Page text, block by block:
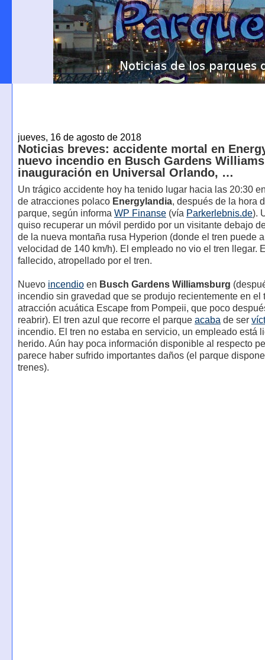
jueves, 16 de agosto de 2018
Noticias breves: accidente mortal en
nuevo incendio en Busch Gardens
inauguración en Universal Orlando, …
Un trágico accidente hoy ha tenido lugar hacia las 20:30
de atracciones polaco Energylandia, después de la hora
parque, según informa WP Finanse(vía Parkerlebnis.de).
quiso recuperar un móvil perdido por un visitante debajo
de la nueva montaña rusa Hyperion (donde el tren puede
velocidad de 140 km/h). El empleado no vio el tren llegar.
fallecido, atropellado por el tren.
Nuevo incendioen Busch Gardens Williamsburg
incendio sin gravedad que se produjo recientemente en el
atracción acuática Escape from Pompeii, que poco
reabrir). El tren azul que recorre el parque acaba de ser
incendio. El tren no estaba en servicio, un empleado está
herido. Aún hay poca información disponible al respecto
parece haber sufrido importantes daños (el parque
trenes).